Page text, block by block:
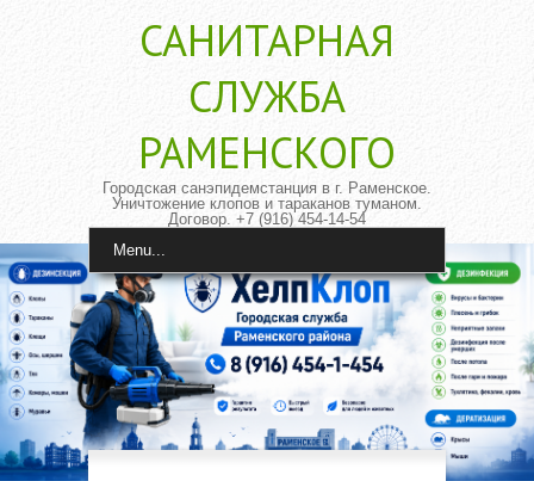
САНИТАРНАЯ
CЛУЖБА
РАМЕНСКОГО
Городская санэпидемстанция в г. Раменское.
Уничтожение клопов и тараканов туманом.
Договор. +7 (916) 454-14-54
Menu...